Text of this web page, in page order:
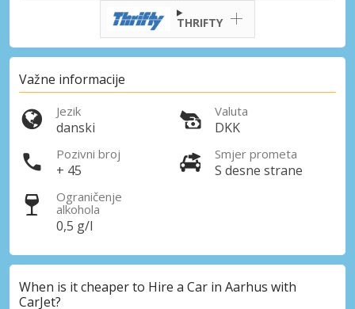
Posebni popusti
Pristupite ekskluzivnim ponudama naših
THRIFTY
Važne informacije
Jezik
danski
Valuta
DKK
Pozivni broj
+ 45
Smjer prometa
S desne strane
Ograničenje
alkohola
0,5 g/l
When is it cheaper to Hire a Car in Aarhus with
CarJet?